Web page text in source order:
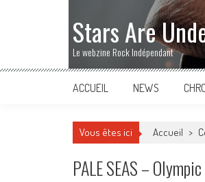
Stars Are
Le webzine Rock Indépendant
ACCUEIL NEWS
Vous êtes ici Accueil >
PALE SEAS –